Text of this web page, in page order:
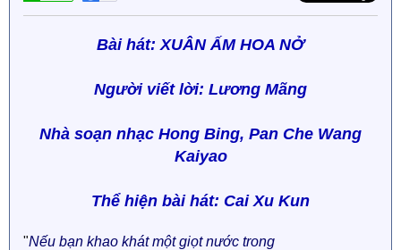
Bài hát: XUÂN ẤM HOA NỞ
Người viết lời: Lương Mãng
Nhà soạn nhạc Hong Bing, Pan Che Wang
Kaiyao
Thể hiện bài hát: Cai Xu Kun
"Nếu bạn khao khát một giọt nước trong